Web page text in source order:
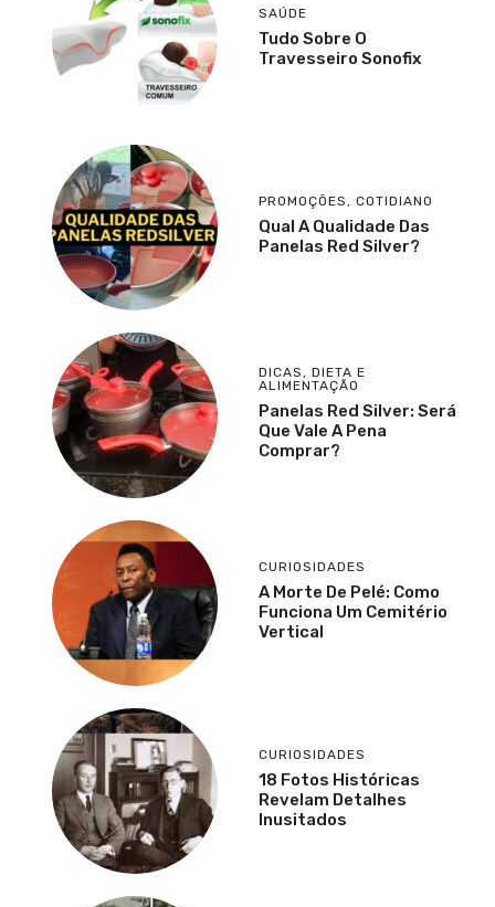
SAÚDE
Tudo Sobre O
Travesseiro Sonofix
PROMOÇÕES , COTIDIANO
Qual A Qualidade Das
Panelas Red Silver?
DICAS , DIETA E
ALIMENTAÇÃO
Panelas Red Silver: Será
Que Vale A Pena
Comprar?
CURIOSIDADES
A Morte De Pelé: Como
Funciona Um Cemitério
Vertical
CURIOSIDADES
18 Fotos Históricas
Revelam Detalhes
Inusitados